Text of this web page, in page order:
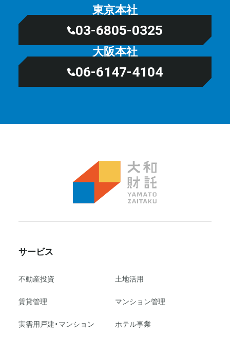
東京本社
03-6805-0325
大阪本社
06-6147-4104
サービス
不動産投資
⼟地活⽤
賃貸管理
マンション管理
実需用戸建・マンション
ホテル事業